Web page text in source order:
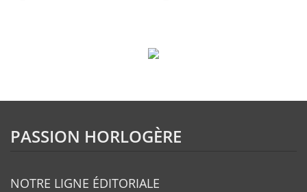
PASSION HORLOGÈRE
NOTRE LIGNE ÉDITORIALE